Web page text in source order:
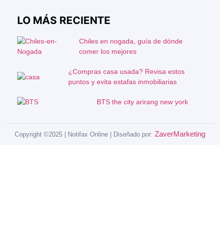
LO MÁS RECIENTE
Chiles en nogada, guía de dónde
comer los mejores
¿Compras casa usada? Revisa estos
puntos y evita estafas inmobiliarias
BTS the city arirang new york
Copyright ©2025 | Notifax Online | Diseñado por: ZaverMarketing